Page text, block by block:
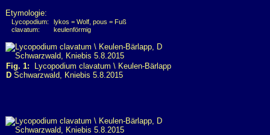
Etymologie:
Lycopodium:
lykos = Wolf, pous = Fuß
clavatum:
keulenförmig
Fig. 1: Lycopodium clavatum \ Keulen-Bärlapp
D Schwarzwald, Kniebis 5.8.2015